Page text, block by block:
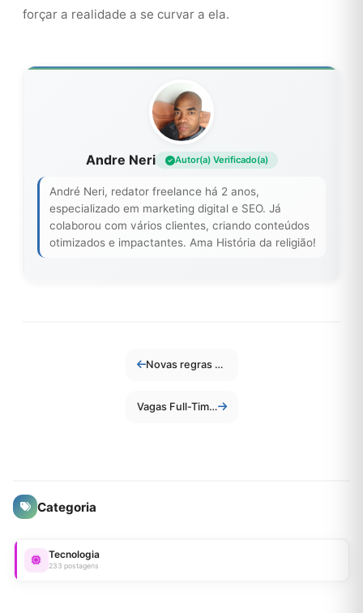
forçar a realidade a se curvar a ela.
Andre Neri Autor(a) Verificado(a)
André Neri, redator freelance há 2 anos,
especializado em marketing digital e SEO. Já
colaborou com vários clientes, criando conteúdos
otimizados e impactantes. Ama História da religião!
Novas regras para receber benefícios do governo em 2026
Vagas Full-Time nos Estados Unidos (Contratação Imediata)
Categoria
Tecnologia
233 postagens